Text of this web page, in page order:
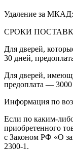
Удаление за МКАД:
СРОКИ
Для дверей,
30 дней,
Для дверей,
предоплата — 3000
Информация по
Если по каким-
приобретенного
с Законом РФ «О
2300-1.